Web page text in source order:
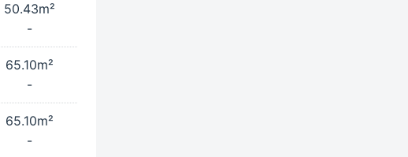
50.43m²
-
65.10m²
-
65.10m²
-